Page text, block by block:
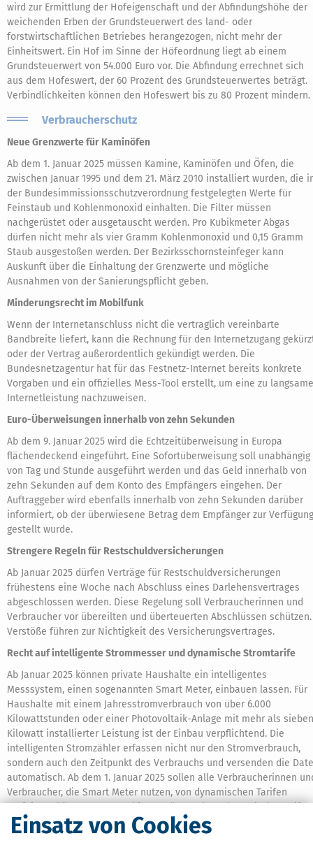
Einsatz von Cookies
wird zur Ermittlung der Hofeigenschaft und der Abfindungshöhe der
weichenden Erben der Grundsteuerwert des land- oder
forstwirtschaftlichen Betriebes herangezogen, nicht mehr der
Einheitswert. Ein Hof im Sinne der Höfeordnung liegt ab einem
Grundsteuerwert von 54.000 Euro vor. Die Abfindung errechnet sich
aus dem Hofeswert, der 60 Prozent des Grundsteuerwertes beträgt.
Verbindlichkeiten können den Hofeswert bis zu 80 Prozent mindern.
Verbraucherschutz
Neue Grenzwerte für Kaminöfen
Ab dem 1. Januar 2025 müssen Kamine, Kaminöfen und Öfen, die
zwischen Januar 1995 und dem 21. März 2010 installiert wurden, die
der Bundesimmissionsschutzverordnung festgelegten Werte für
Feinstaub und Kohlenmonoxid einhalten. Die Filter müssen
nachgerüstet oder ausgetauscht werden. Pro Kubikmeter Abgas
dürfen nicht mehr als vier Gramm Kohlenmonoxid und 0,15 Gramm
Staub ausgestoßen werden. Der Bezirksschornsteinfeger kann
Auskunft über die Einhaltung der Grenzwerte und mögliche
Ausnahmen von der Sanierungspflicht geben.
Minderungsrecht im Mobilfunk
Wenn der Internetanschluss nicht die vertraglich vereinbarte
Bandbreite liefert, kann die Rechnung für den Internetzugang
oder der Vertrag außerordentlich gekündigt werden. Die
Bundesnetzagentur hat für das Festnetz-Internet bereits konkrete
Vorgaben und ein offizielles Mess-Tool erstellt, um eine zu langsame
Internetleistung nachzuweisen.
Euro-Überweisungen innerhalb von zehn Sekunden
Ab dem 9. Januar 2025 wird die Echtzeitüberweisung in Europa
flächendeckend eingeführt. Eine Sofortüberweisung soll unabhängig
von Tag und Stunde ausgeführt werden und das Geld innerhalb von
zehn Sekunden auf dem Konto des Empfängers eingehen. Der
Auftraggeber wird ebenfalls innerhalb von zehn Sekunden darüber
informiert, ob der überwiesene Betrag dem Empfänger zur Verfügung
gestellt wurde.
Strengere Regeln für Restschuldversicherungen
Ab Januar 2025 dürfen Verträge für Restschuldversicherungen
frühestens eine Woche nach Abschluss eines Darlehensvertrages
abgeschlossen werden. Diese Regelung soll Verbraucherinnen und
Verbraucher vor übereilten und überteuerten Abschlüssen schützen.
Verstöße führen zur Nichtigkeit des Versicherungsvertrages.
Recht auf intelligente Strommesser und dynamische Stromtarife
Ab Januar 2025 können private Haushalte ein intelligentes
Messsystem, einen sogenannten Smart Meter, einbauen lassen. Für
Haushalte mit einem Jahresstromverbrauch von über 6.000
Kilowattstunden oder einer Photovoltaik-Anlage mit mehr als sieben
Kilowatt installierter Leistung ist der Einbau verpflichtend. Die
intelligenten Stromzähler erfassen nicht nur den Stromverbrauch,
sondern auch den Zeitpunkt des Verbrauchs und versenden die
automatisch. Ab dem 1. Januar 2025 sollen alle Verbraucherinnen
Verbraucher, die Smart Meter nutzen, von dynamischen Tarifen
profitieren können. Stromanbieter müssen dann dynamische Tarife
anbieten, die es ermöglichen, Strom zu kostengünstigeren Zeiten
hoher Erneuerbare-Energien-Erzeugung zu beziehen.